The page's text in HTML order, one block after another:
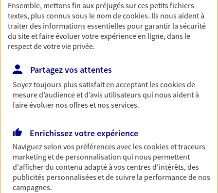
87100 Limoges
06 81 13 09 86
N° Orias * (orias.fr) : 16006049
Thomas Huguet
Conseiller AXA Epargne et Protection
87100 Limoges
Ensemble, mettons fin aux préjugés sur ces petits fichiers
textes, plus connus sous le nom decookies. Ils nous aident à
traiter des informations essentielles pour garantir la sécurité
du site et faire évoluer votre expérience en ligne, dans le
respect de votre vie privée.
Partagez vos attentes
Soyez toujours plus satisfait en acceptant lescookiesde
mesure d’audience et d’avis utilisateurs qui nous aident à
faire évoluer nos offres et nos services.
Enrichissez votre expérience
Naviguez selon vos préférences avec lescookies et traceurs
marketing et de personnalisation qui nous permettent
d'afficher du contenu adapté à vos centres d'intérêts, des
publicités personnalisées et de suivre la performance de nos
campagnes.